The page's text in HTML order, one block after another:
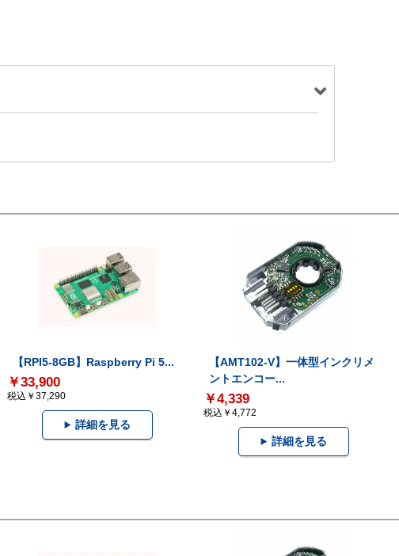
【RPI5-8GB】Raspberry Pi 5...
￥33,900
税込￥37,290
詳細を見る
【AMT102-V】一体型インクリメ
ントエンコー...
￥4,339
税込￥4,772
詳細を見る